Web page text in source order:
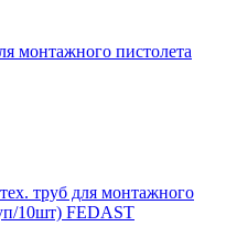
монтажного пистолета
труб для монтажного
10шт) FEDAST